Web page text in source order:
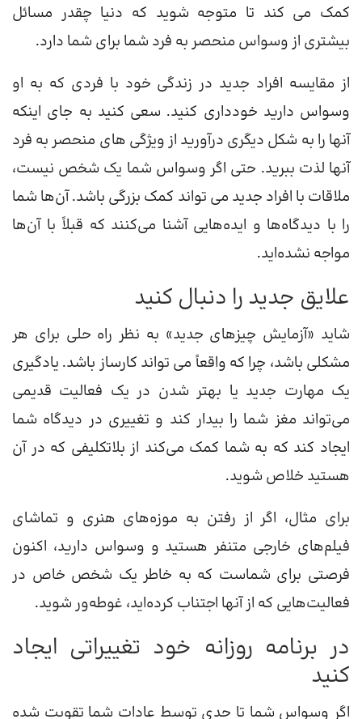
کمک می کند تا متوجه شوید که دنیا چقدر مسائل
بیشتری از وسواس منحصر به فرد شما برای شما دارد.
از مقایسه افراد جدید در زندگی خود با فردی که به او
وسواس دارید خودداری کنید. سعی کنید به جای اینکه
آنها را به شکل دیگری درآورید از ویژگی های منحصر به فرد
آنها لذت ببرید. حتی اگر وسواس شما یک شخص نیست،
ملاقات با افراد جدید می تواند کمک بزرگی باشد. آن‌ها شما
را با دیدگاه‌ها و ایده‌هایی آشنا می‌کنند که قبلاً با آن‌ها
مواجه نشده‌اید.
علایق جدید را دنبال کنید
شاید «آزمایش چیزهای جدید» به نظر راه حلی برای هر
مشکلی باشد، چرا که واقعاً می تواند کارساز باشد. یادگیری
یک مهارت جدید یا بهتر شدن در یک فعالیت قدیمی
می‌تواند مغز شما را بیدار کند و تغییری در دیدگاه شما
ایجاد کند که به شما کمک می‌کند از بلاتکلیفی که در آن
هستید خلاص شوید.
برای مثال، اگر از رفتن به موزه‌های هنری و تماشای
فیلم‌های خارجی متنفر هستید و وسواس دارید، اکنون
فرصتی برای شماست که به خاطر یک شخص خاص در
فعالیت‌هایی که از آنها اجتناب کرده‌اید، غوطه‌ور شوید.
در برنامه روزانه خود تغییراتی ایجاد
کنید
اگر وسواس شما تا حدی توسط عادات شما تقویت شده